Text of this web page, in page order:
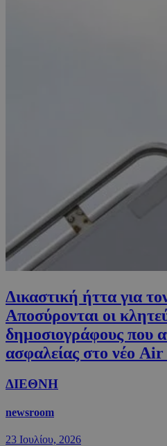
Δικαστική ήττα για
Aποσύρονται οι
δημοσιογράφους που
ασφαλείας στο νέο
ΔΙΕΘΝΗ
newsroom
23 Ιουλίου, 2026